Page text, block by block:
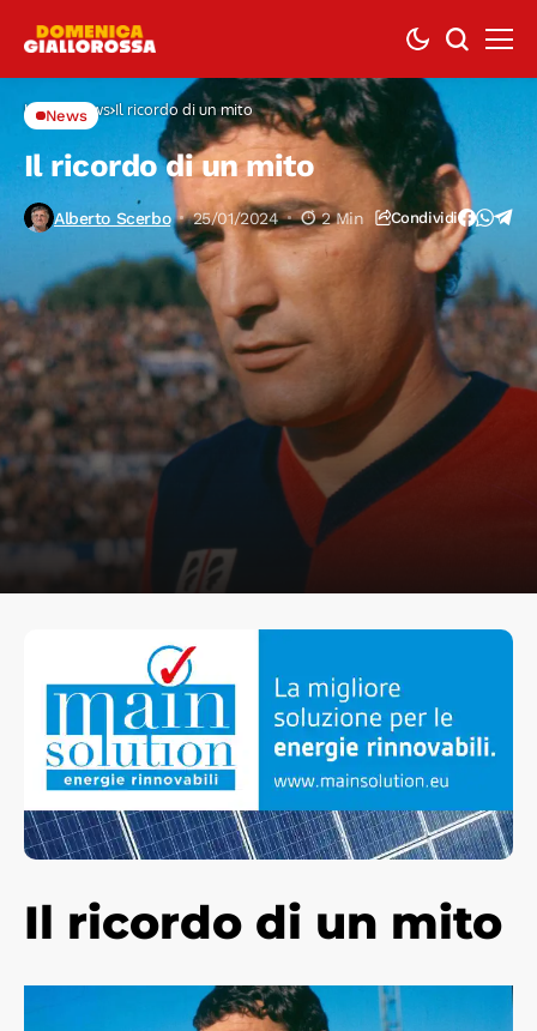
Home News Il ricordo di un mito
News
Il ricordo di un mito
Alberto Scerbo 25/01/2024 2 Min Condividi
Il ricordo di un mito